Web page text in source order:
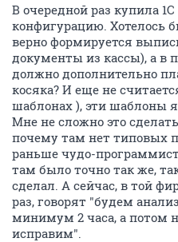
В очередной раз купила
конфигурацию. Хотелось
верно формируется
документы из кассы), а в
должно дополнительно
косяка? И еще не
шаблонах ), эти шаблоны
Мне не сложно это
почему там нет типовых
раньше чудо-
там было точно так же,
сделал. А сейчас, в той
раз, говорят "будем
минимум 2 часа, а потом
исправим".